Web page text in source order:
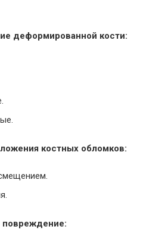
деформированной кости:
костных обломков:
повреждение: